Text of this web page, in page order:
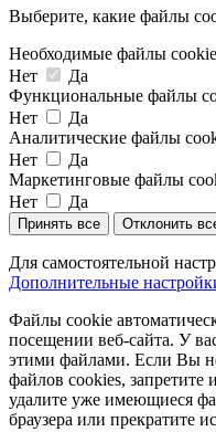
Выберите, какие файлы
Необходимые файлы cookie
Нет
Да
Функциональные файлы
Нет
Да
Аналитические файлы
Нет
Да
Маркетинговые файлы
Нет
Да
Принять все Отклонить
Для самостоятельной
Дополнительные
Файлы cookie
посещении веб-сайта. У
этими файлами. Если Вы
файлов cookies, запретите
удалите уже имеющиеся
браузера или прекратите